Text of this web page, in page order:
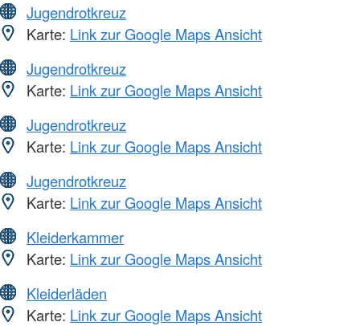
Jugendrotkreuz
Karte: Link zur Google Maps Ansicht
Jugendrotkreuz
Karte: Link zur Google Maps Ansicht
Jugendrotkreuz
Karte: Link zur Google Maps Ansicht
Jugendrotkreuz
Karte: Link zur Google Maps Ansicht
Kleiderkammer
Karte: Link zur Google Maps Ansicht
Kleiderläden
Karte: Link zur Google Maps Ansicht